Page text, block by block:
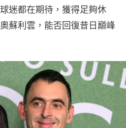
迷都在期待，獲得足夠休
蘇利雲，能否回復昔日巔峰